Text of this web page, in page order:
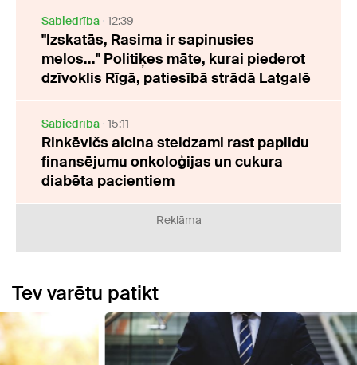
Sabiedrība 12:39
"Izskatās, Rasima ir sapinusies
melos..." Politiķes māte, kurai piederot
dzīvoklis Rīgā, patiesībā strādā Latgalē
Sabiedrība 15:11
Rinkēvičs aicina steidzami rast papildu
finansējumu onkoloģijas un cukura
diabēta pacientiem
Reklāma
Tev varētu patikt